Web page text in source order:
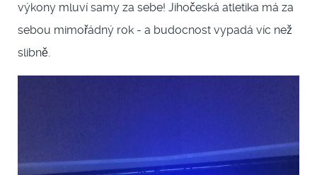
výkony mluví samy za sebe! Jihočeská atletika má za
sebou mimořádný rok - a budocnost vypadá víc než
slibně.